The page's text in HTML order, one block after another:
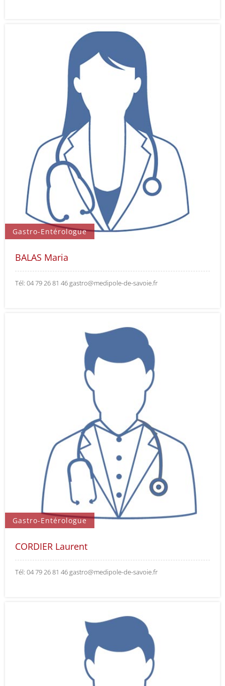
Gastro-Entérologue
BALAS Maria
Tél: 04 79 26 81 46 gastro@medipole-de-savoie.fr
Gastro-Entérologue
CORDIER Laurent
Tél: 04 79 26 81 46 gastro@medipole-de-savoie.fr